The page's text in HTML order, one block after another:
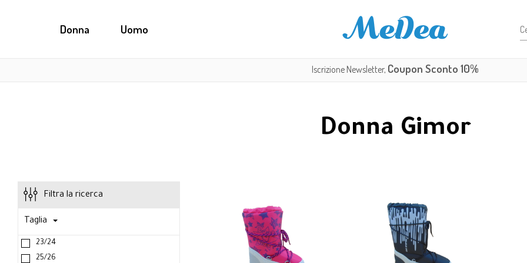
Donna Uomo
Iscrizione Newsletter, Coupon Sconto 10%
Donna Gimor
Filtra la ricerca
Taglia
23/24
25/26